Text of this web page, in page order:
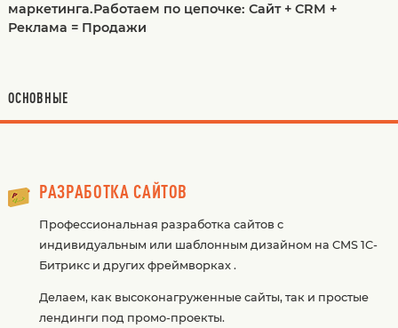
маркетинга.Работаем по цепочке: Сайт + CRM +
Реклама = Продажи
ОСНОВНЫЕ
РАЗРАБОТКА САЙТОВ
Профессиональная разработка сайтов с
индивидуальным или шаблонным дизайном на CMS 1C-
Битрикс и других фреймворках .
Делаем, как высоконагруженные сайты, так и простые
лендинги под промо-проекты.